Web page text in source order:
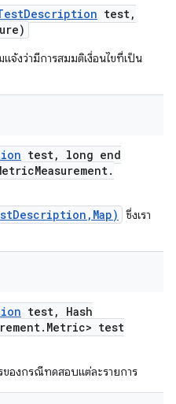
Description test,
จ้งว่ามีการสมมติเงื่อนไขที่เป็น
test,
long end
Measurement.
ซึ่งเรา
test,
Hash
. Metric> test
ของกรณีทดสอบแต่ละรายการ